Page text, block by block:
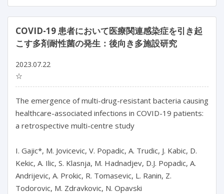
COVID-19 患者において医療関連感染症を引き起
こす多剤耐性菌の発生：後向き多施設研究
2023.07.22
☆
The emergence of multi-drug-resistant bacteria causing
healthcare-associated infections in COVID-19 patients:
a retrospective multi-centre study
I. Gajic*, M. Jovicevic, V. Popadic, A. Trudic, J. Kabic, D.
Kekic, A. Ilic, S. Klasnja, M. Hadnadjev, D.J. Popadic, A.
Andrijevic, A. Prokic, R. Tomasevic, L. Ranin, Z.
Todorovic, M. Zdravkovic, N. Opavski